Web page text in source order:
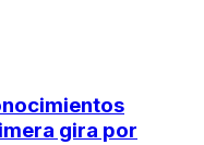
gira por